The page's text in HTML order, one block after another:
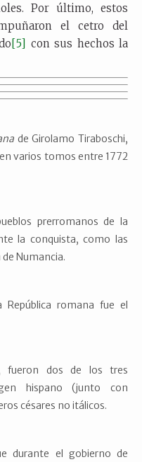
Por último, estos
el cetro del
[5] con sus hechos la
de Girolamo Tiraboschi,
varios tomos entre 1772
prerromanos de la
la conquista, como las
Numancia.
romana fue el
fueron dos de los tres
hispano (junto con
césares no itálicos.
durante el gobierno de